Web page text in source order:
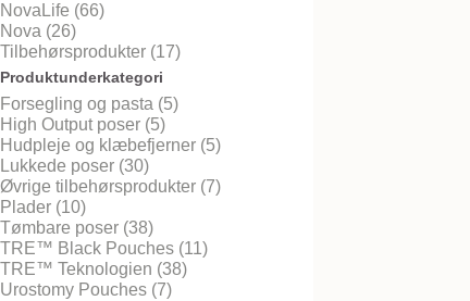
NovaLife (66)
Nova (26)
Tilbehørsprodukter (17)
Produktunderkategori
Forsegling og pasta (5)
High Output poser (5)
Hudpleje og klæbefjerner (5)
Lukkede poser (30)
Øvrige tilbehørsprodukter (7)
Plader (10)
Tømbare poser (38)
TRE™ Black Pouches (11)
TRE™ Teknologien (38)
Urostomy Pouches (7)